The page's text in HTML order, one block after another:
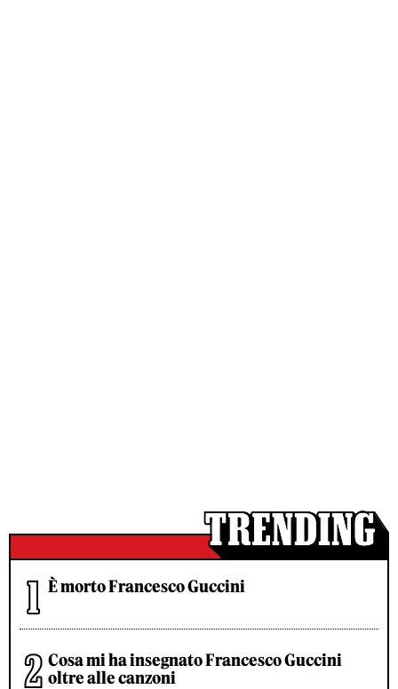
È morto Francesco Guccini
Cosa mi ha insegnato Francesco Guccini
oltre alle canzoni